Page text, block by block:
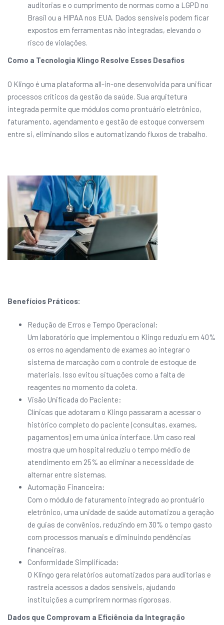
auditorias e o cumprimento de normas como a LGPD no
Brasil ou a HIPAA nos EUA. Dados sensíveis podem ficar
expostos em ferramentas não integradas, elevando o
risco de violações.
Como a Tecnologia Klingo Resolve Esses Desafios
O Klingo é uma plataforma all-in-one desenvolvida para unificar
processos críticos da gestão da saúde. Sua arquitetura
integrada permite que módulos como prontuário eletrônico,
faturamento, agendamento e gestão de estoque conversem
entre si, eliminando silos e automatizando fluxos de trabalho.
Benefícios Práticos:
Redução de Erros e Tempo Operacional:
Um laboratório que implementou o Klingo reduziu em 40%
os erros no agendamento de exames ao integrar o
sistema de marcação com o controle de estoque de
materiais. Isso evitou situações como a falta de
reagentes no momento da coleta.
Visão Unificada do Paciente:
Clínicas que adotaram o Klingo passaram a acessar o
histórico completo do paciente (consultas, exames,
pagamentos) em uma única interface. Um caso real
mostra que um hospital reduziu o tempo médio de
atendimento em 25% ao eliminar a necessidade de
alternar entre sistemas.
Automação Financeira:
Com o módulo de faturamento integrado ao prontuário
eletrônico, uma unidade de saúde automatizou a geração
de guias de convênios, reduzindo em 30% o tempo gasto
com processos manuais e diminuindo pendências
financeiras.
Conformidade Simplificada:
O Klingo gera relatórios automatizados para auditorias e
rastreia acessos a dados sensíveis, ajudando
instituições a cumprirem normas rigorosas.
Dados que Comprovam a Eficiência da Integração